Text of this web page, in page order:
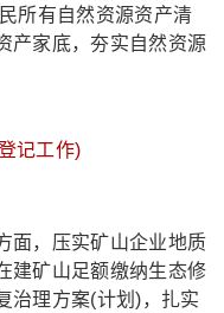
所有自然资源资产清
产家底，夯实自然资源
记工作)
，压实矿山企业地质
建矿山足额缴纳生态修
治理方案(计划)，扎实